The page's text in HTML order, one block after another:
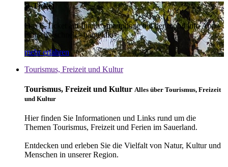
E-Ticket
Das E-Ticket auf Ihrem Smartphone mit der mobil info App -
einfach - schnell - bargeldlos
mehr erfahren
Tourismus, Freizeit und Kultur
Tourismus, Freizeit und Kultur Alles über Tourismus, Freizeit
und Kultur
Hier finden Sie Informationen und Links rund um die
Themen Tourismus, Freizeit und Ferien im Sauerland.
Entdecken und erleben Sie die Vielfalt von Natur, Kultur und
Menschen in unserer Region.